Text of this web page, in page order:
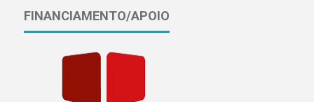
FINANCIAMENTO/APOIO